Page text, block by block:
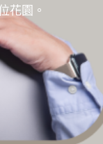
世界
位花園。
式AI教學 |